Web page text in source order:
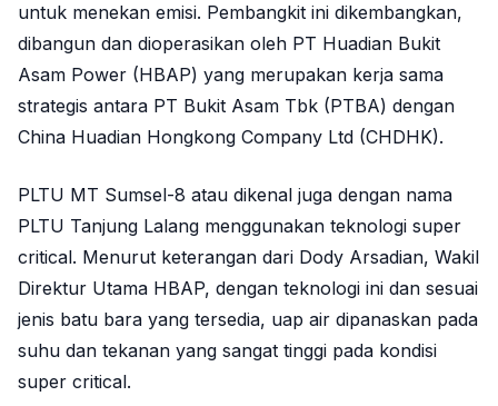
untuk menekan emisi. Pembangkit ini dikembangkan,
dibangun dan dioperasikan oleh PT Huadian Bukit
Asam Power (HBAP) yang merupakan kerja sama
strategis antara PT Bukit Asam Tbk (PTBA) dengan
China Huadian Hongkong Company Ltd (CHDHK).
PLTU MT Sumsel-8 atau dikenal juga dengan nama
PLTU Tanjung Lalang menggunakan teknologi super
critical. Menurut keterangan dari Dody Arsadian, Wakil
Direktur Utama HBAP, dengan teknologi ini dan sesuai
jenis batu bara yang tersedia, uap air dipanaskan pada
suhu dan tekanan yang sangat tinggi pada kondisi
super critical.